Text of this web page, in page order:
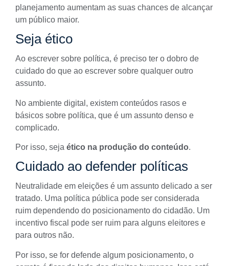
planejamento aumentam as suas chances de alcançar
um público maior.
Seja ético
Ao escrever sobre política, é preciso ter o dobro de
cuidado do que ao escrever sobre qualquer outro
assunto.
No ambiente digital , existem conteúdos rasos e
básicos sobre política, que é um assunto denso e
complicado.
Por isso, seja ético na produção do conteúdo.
Cuidado ao defender políticas
Neutralidade em eleições é um assunto delicado a ser
tratado. Uma política pública pode ser considerada
ruim dependendo do posicionamento do cidadão. Um
incentivo fiscal pode ser ruim para alguns eleitores e
para outros não.
Por isso, se for defende algum posicionamento, o